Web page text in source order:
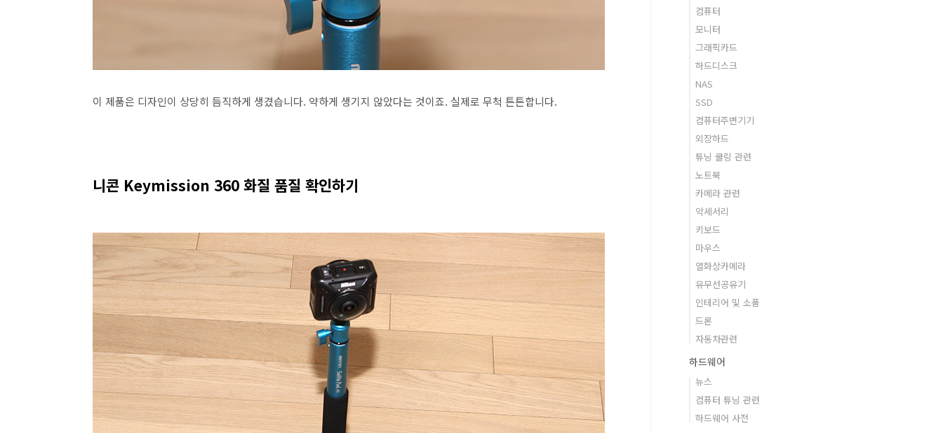
이 제품은 디자인이 상당히 듬직하게 생겼습니다. 약하게 생기지 않았다는 것이죠. 실제로 무척 튼튼합니다.
니콘 Keymission 360 화질 품질 확인하기
컴퓨터
모니터
그래픽카드
하드디스크
NAS
SSD
컴퓨터주변기기
외장하드
튜닝 쿨링 관련
노트북
카메라 관련
악세서리
키보드
마우스
열화상카메라
유무선공유기
인테리어 및 소품
드론
자동차관련
하드웨어
뉴스
컴퓨터 튜닝 관련
하드웨어 사전